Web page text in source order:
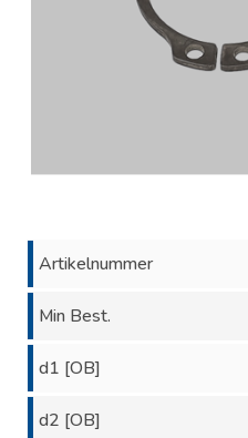
Artikelnummer
Min Best.
d1 [OB]
d2 [OB]